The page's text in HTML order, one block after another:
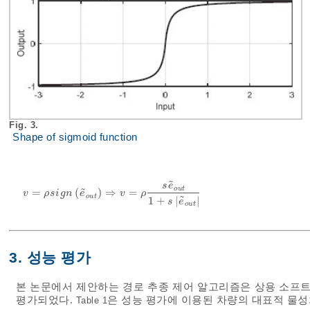
Fig. 3.
Shape of sigmoid function
v = ρsi gn (e
˜out ) ⇒ v = ρ
se
˜out
1 + s e
˜out
v=ρsig ne~o ut⇒v =ρ se~out1+se
3. 성능 평가
본 논문에서 제안하는 경로 추종 제어 알고리즘은 상용 소프
평가되었다. Table 1 은 성능 평가에 이용된 차량의 대표적 물